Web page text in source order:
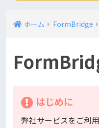
ホーム FormBridge
はじめに
弊社サービスをご利